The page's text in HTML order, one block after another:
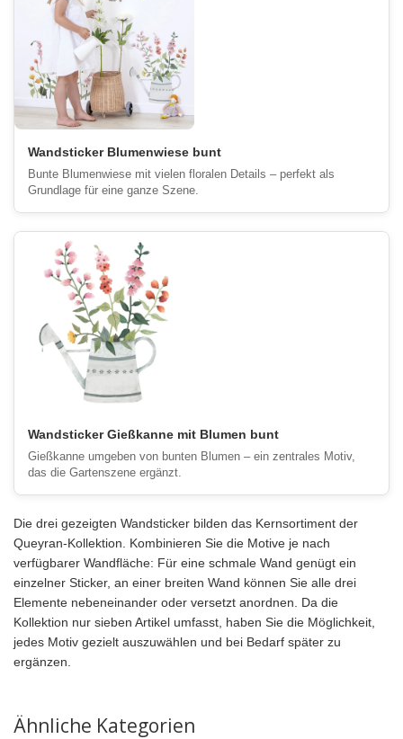
Wandsticker Blumenwiese bunt
Bunte Blumenwiese mit vielen floralen Details – perfekt als
Grundlage für eine ganze Szene.
Wandsticker Gießkanne mit Blumen bunt
Gießkanne umgeben von bunten Blumen – ein zentrales Motiv,
das die Gartenszene ergänzt.
Die drei gezeigten Wandsticker bilden das Kernsortiment der
Queyran-Kollektion. Kombinieren Sie die Motive je nach
verfügbarer Wandfläche: Für eine schmale Wand genügt ein
einzelner Sticker, an einer breiten Wand können Sie alle drei
Elemente nebeneinander oder versetzt anordnen. Da die
Kollektion nur sieben Artikel umfasst, haben Sie die Möglichkeit,
jedes Motiv gezielt auszuwählen und bei Bedarf später zu
ergänzen.
Ähnliche Kategorien